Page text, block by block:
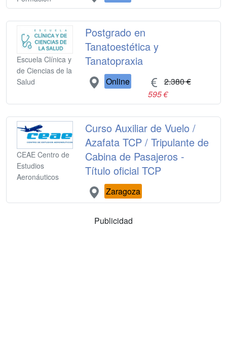
Escuela Clínica y
de Ciencias de la
Salud
Postgrado en
Tanatoestética y
Tanatopraxia
Online
2.380 €
595 €
CEAE Centro de
Estudios
Aeronáuticos
Curso Auxiliar de Vuelo /
Azafata TCP / Tripulante de
Cabina de Pasajeros -
Título oficial TCP
Zaragoza
Publicidad